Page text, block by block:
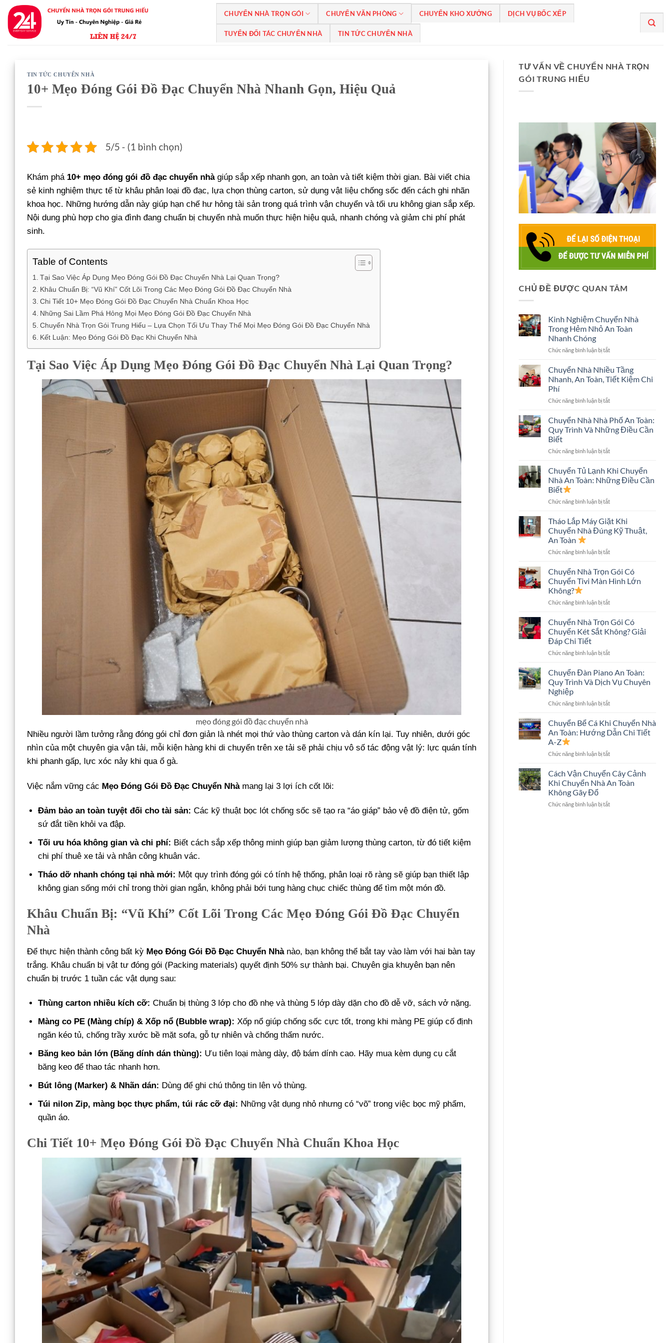
qua
nội
CHUYỂN NHÀ TRỌN GÓI CHUYỂN VĂN PHÒNG CHUYỂN KHO XƯỞNG DỊCH VỤ BỐC XẾP
TUYỂN ĐỐI TÁC CHUYỂN NHÀ TIN TỨC CHUYỂN NHÀ
TIN TỨC CHUYỂN NHÀ
10+ Mẹo Đóng Gói Đồ Đạc Chuyển Nhà Nhanh Gọn, Hiệu Quả
5/5 - (1 bình chọn)
Khám phá 10+ mẹo đóng gói đồ đạc chuyển nhàgiúp sắp xếp nhanh gọn, an toàn và tiết kiệm thời gian. Bài viết chia
sẻ kinh nghiệm thực tế từ khâu phân loại đồ đạc, lựa chọn thùng carton, sử dụng vật liệu chống sốc đến cách ghi nhãn
khoa học. Những hướng dẫn này giúp hạn chế hư hỏng tài sản trong quá trình vận chuyển và tối ưu không gian sắp xếp.
Nội dung phù hợp cho gia đình đang chuẩn bị chuyển nhà muốn thực hiện hiệu quả, nhanh chóng và giảm chi phí phát
sinh.
Table of Contents
Tại Sao Việc Áp Dụng Mẹo Đóng Gói Đồ Đạc Chuyển Nhà Lại Quan Trọng?
Khâu Chuẩn Bị: “Vũ Khí” Cốt Lõi Trong Các Mẹo Đóng Gói Đồ Đạc Chuyển Nhà
Chi Tiết 10+ Mẹo Đóng Gói Đồ Đạc Chuyển Nhà Chuẩn Khoa Học
Những Sai Lầm Phá Hỏng Mọi Mẹo Đóng Gói Đồ Đạc Chuyển Nhà
Chuyển Nhà Trọn Gói Trung Hiếu – Lựa Chọn Tối Ưu Thay Thế Mọi Mẹo Đóng Gói Đồ Đạc Chuyển Nhà
Kết Luận: Mẹo Đóng Gói Đồ Đạc Khi Chuyển Nhà
Tại Sao Việc Áp Dụng Mẹo Đóng Gói Đồ Đạc Chuyển Nhà Lại Quan Trọng?
mẹo đóng gói đồ đạc chuyển nhà
Nhiều người lầm tưởng rằng đóng gói chỉ đơn giản là nhét mọi thứ vào thùng carton và dán kín lại. Tuy nhiên, dưới góc
nhìn của một chuyên gia vận tải, mỗi kiện hàng khi di chuyển trên xe tải sẽ phải chịu vô số tác động vật lý: lực quán tính
khi phanh gấp, lực xóc nảy khi qua ổ gà.
Việc nắm vững các Mẹo Đóng Gói Đồ Đạc Chuyển Nhàmang lại 3 lợi ích cốt lõi:
Đảm bảo an toàn tuyệt đối cho tài sản: Các kỹ thuật bọc lót chống sốc sẽ tạo ra “áo giáp” bảo vệ đồ điện tử, gốm
sứ đắt tiền khỏi va đập.
Tối ưu hóa không gian và chi phí: Biết cách sắp xếp thông minh giúp bạn giảm lượng thùng carton, từ đó tiết kiệm
chi phí thuê xe tải và nhân công khuân vác.
Tháo dỡ nhanh chóng tại nhà mới: Một quy trình đóng gói có tính hệ thống, phân loại rõ ràng sẽ giúp bạn thiết lập
không gian sống mới chỉ trong thời gian ngắn, không phải bới tung hàng chục chiếc thùng để tìm một món đồ.
Khâu Chuẩn Bị: “Vũ Khí” Cốt Lõi Trong Các Mẹo Đóng Gói Đồ Đạc Chuyển
Nhà
Để thực hiện thành công bất kỳ Mẹo Đóng Gói Đồ Đạc Chuyển Nhànào, bạn không thể bắt tay vào làm với hai bàn tay
trắng. Khâu chuẩn bị vật tư đóng gói (Packing materials) quyết định 50% sự thành bại. Chuyên gia khuyên bạn nên
chuẩn bị trước 1 tuần các vật dụng sau:
Thùng carton nhiều kích cỡ: Chuẩn bị thùng 3 lớp cho đồ nhẹ và thùng 5 lớp dày dặn cho đồ dễ vỡ, sách vở nặng.
Màng co PE (Màng chíp) & Xốp nổ (Bubble wrap): Xốp nổ giúp chống sốc cực tốt, trong khi màng PE giúp cố định
ngăn kéo tủ, chống trầy xước bề mặt sofa, gỗ tự nhiên và chống thấm nước.
Băng keo bản lớn (Băng dính dán thùng): Ưu tiên loại màng dày, độ bám dính cao. Hãy mua kèm dụng cụ cắt
băng keo để thao tác nhanh hơn.
Bút lông (Marker) & Nhãn dán: Dùng để ghi chú thông tin lên vỏ thùng.
Túi nilon Zip, màng bọc thực phẩm, túi rác cỡ đại: Những vật dụng nhỏ nhưng có “võ” trong việc bọc mỹ phẩm,
quần áo.
Chi Tiết 10+ Mẹo Đóng Gói Đồ Đạc Chuyển Nhà Chuẩn Khoa Học
TƯ VẤN VỀ CHUYỂN NHÀ TRỌN
GÓI TRUNG HIẾU
CHỦ ĐỀ ĐƯỢC QUAN TÂM
Kinh Nghiệm Chuyển Nhà
Trong Hẻm Nhỏ An Toàn
Nhanh Chóng
Chức năng bình luận bị tắtở
Nghiệm
Chuyển
Nhà
Hẻm
An
Nhanh
Chuyển Nhà Nhiều Tầng
Nhanh, An Toàn, Tiết Kiệm Chi
Phí
Chức năng bình luận bị tắtở
Nhà
Nhiều
Tầng
An
Tiết
Kiệm
Chi
Chuyển Nhà Nhà Phố An Toàn:
Quy Trình Và Những Điều Cần
Biết
Chức năng bình luận bị tắtở
Nhà
Nhà
Phố
Toàn:
Trình
Những
Cần
Chuyển Tủ Lạnh Khi Chuyển
Nhà An Toàn: Những Điều Cần
Biết
Chức năng bình luận bị tắtở
Tủ
Lạnh
Khi
Nhà
Toàn:
Điều
Biết
Tháo Lắp Máy Giặt Khi
Chuyển Nhà Đúng Kỹ Thuật,
An Toàn
Chức năng bình luận bị tắtở
Lắp
Máy
Giặt
Chuyển
Đúng
Thuật,
Toàn
Chuyển Nhà Trọn Gói Có
Chuyển Tivi Màn Hình Lớn
Không?
Chức năng bình luận bị tắtở
Nhà
Trọn
Gói
Chuyển
Màn
Lớn
Chuyển Nhà Trọn Gói Có
Chuyển Két Sắt Không? Giải
Đáp Chi Tiết
Chức năng bình luận bị tắtở
Nhà
Trọn
Gói
Chuyển
Sắt
Không?
Giải
Chi
Chuyển Đàn Piano An Toàn:
Quy Trình Và Dịch Vụ Chuyên
Nghiệp
Chức năng bình luận bị tắtở
Đàn
Piano
An
Quy
Và
Vụ
Nghiệp
Chuyển Bể Cá Khi Chuyển Nhà
An Toàn: Hướng Dẫn Chi Tiết
A-Z
Chức năng bình luận bị tắtở
Bể
Cá
Khi
Nhà
Cách Vận Chuyển Cây Cảnh
Khi Chuyển Nhà An Toàn
Không Gãy Đổ
Chức năng bình luận bị tắtở